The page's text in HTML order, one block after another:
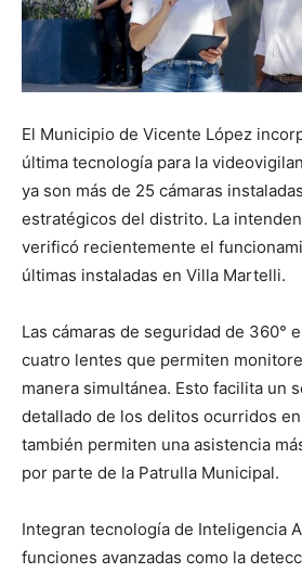
El Municipio de Vicente López
última tecnología para la
ya son más de 25 cámaras
estratégicos del distrito. La
verificó recientemente el
últimas instaladas en Villa Martelli.
Las cámaras de seguridad de 360°
cuatro lentes que permiten
manera simultánea. Esto facilita un
detallado de los delitos ocurridos
también permiten una asistencia
por parte de la Patrulla Municipal.
Integran tecnología de Inteligencia
funciones avanzadas como la